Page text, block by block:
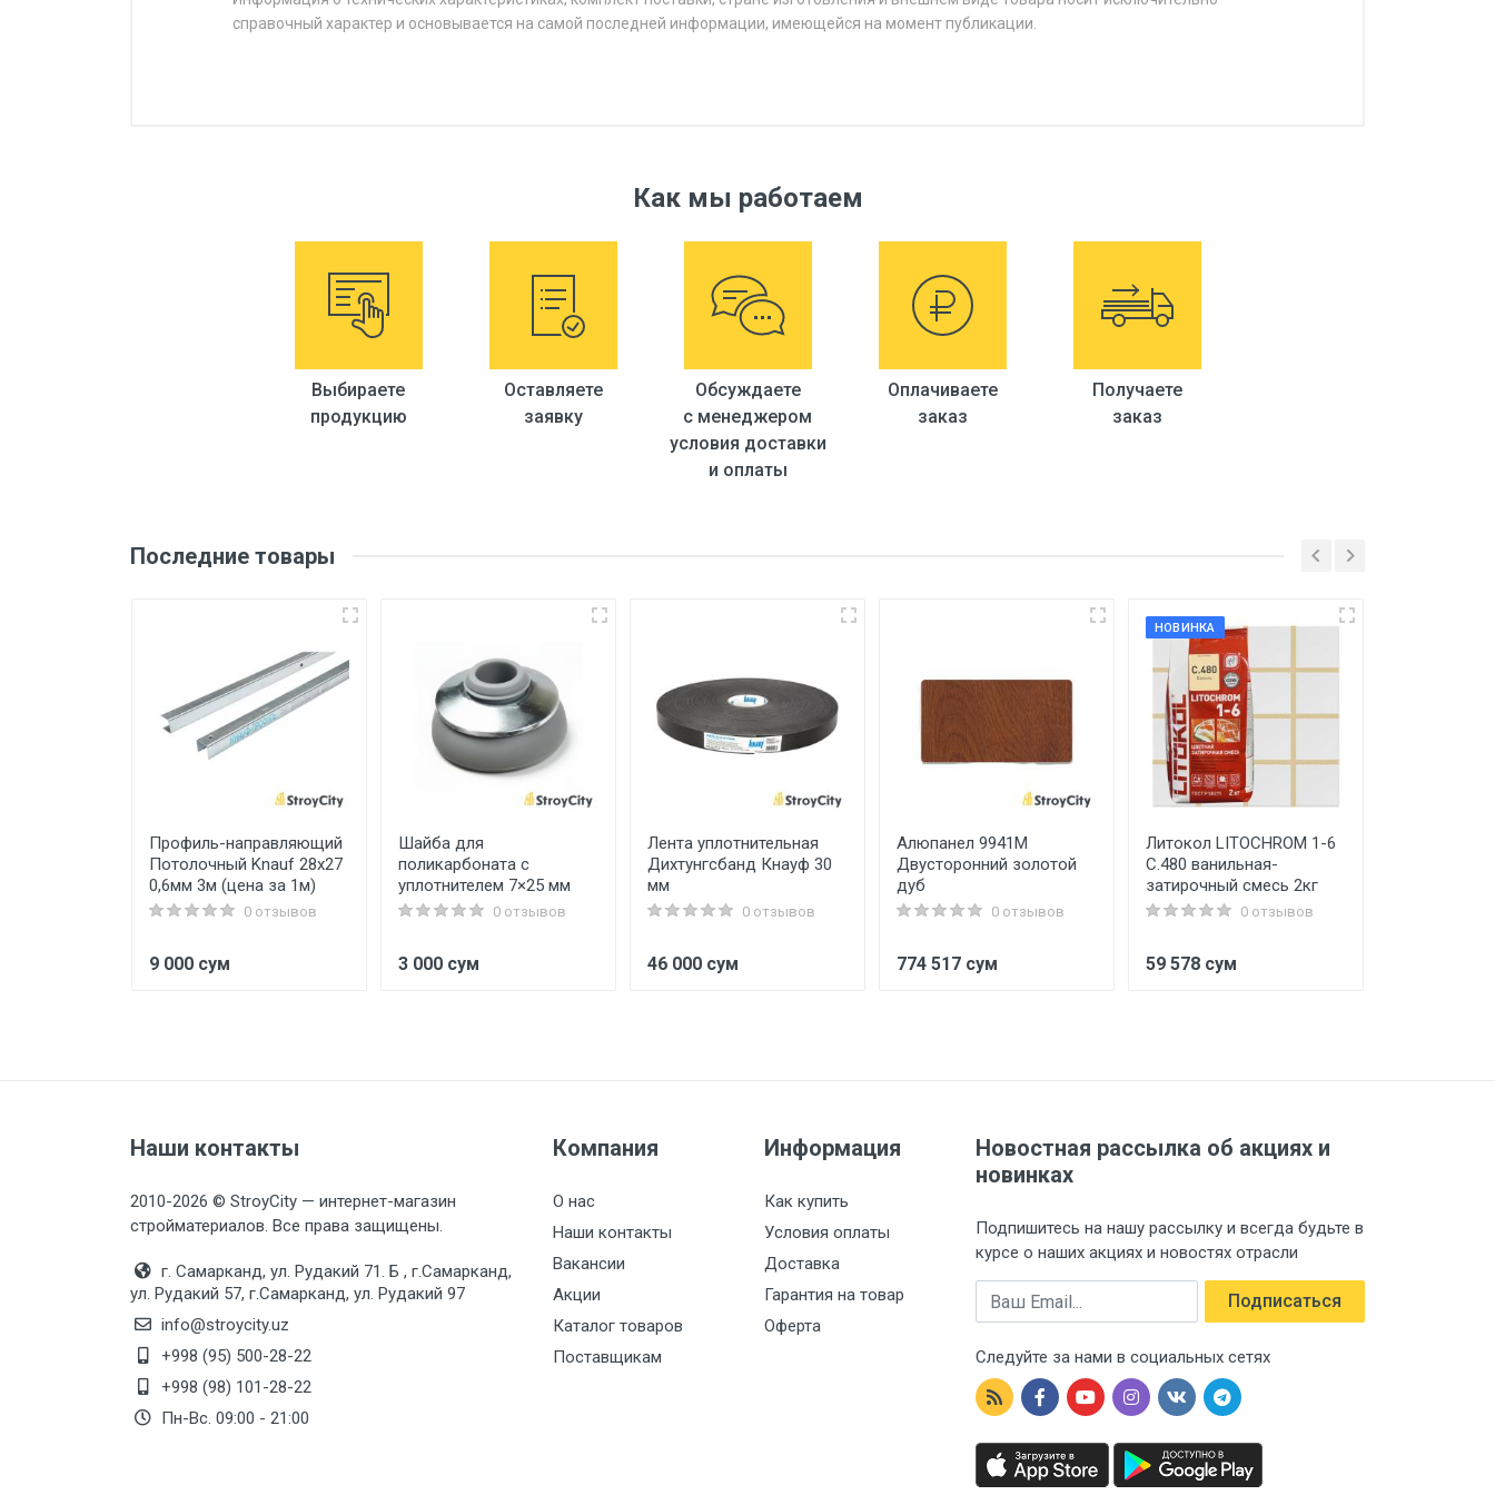
справочный характер и основывается на самой последней информации, имеющейся на момент публикации.
Как мы работаем
Выбираете
продукцию
Оставляете
заявку
Обсуждаете
с менеджером
условия доставки
и оплаты
Оплачиваете
заказ
Получаете
заказ
Последние товары
Профиль-направляющий
Потолочный Knauf 28х27
0,6мм 3м (цена за 1м)
0 отзывов
9 000 сум
Шайба для
поликарбоната с
уплотнителем 7×25 мм
0 отзывов
3 000 сум
Лента уплотнительная
Дихтунгсбанд Кнауф 30
мм
0 отзывов
46 000 сум
Алюпанел 9941М
Двусторонний золотой
дуб
0 отзывов
774 517 сум
НОВИНКА
Литокол LITOCHROM 1-6
C.480 ванильная-
затирочный смесь 2кг
0 отзывов
59 578 сум
Наши контакты
2010-2026 © StroyCity — интернет-магазин
стройматериалов. Все права защищены.
г. Самарканд, ул. Рудакий 71. Б , г.Самарканд,
ул. Рудакий 57, г.Самарканд, ул. Рудакий 97
info@stroycity.uz
+998 (95) 500-28-22
+998 (98) 101-28-22
Пн-Вс. 09:00 - 21:00
Компания
О нас
Наши контакты
Вакансии
Акции
Каталог товаров
Поставщикам
Информация
Как купить
Условия оплаты
Доставка
Гарантия на товар
Оферта
Новостная рассылка об акциях и
новинках
Подпишитесь на нашу рассылку и всегда будьте в
курсе о наших акциях и новостях отрасли
Email Подписаться
Следуйте за нами в социальных сетях